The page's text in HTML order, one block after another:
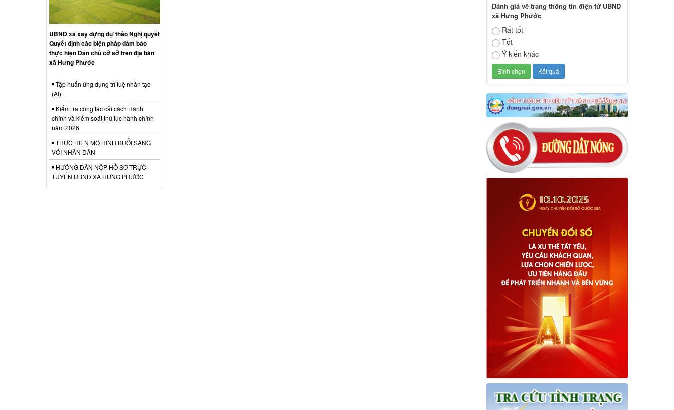
Đánh giá về trang thông tin điện tử UBND
xã Hưng Phước
Rất tốt
Tốt
Ý kiến khác
UBND xã xây dựng dự thảo Nghị quyết
Quyết định các biện pháp đảm bảo
thực hiện Dân chủ cở sở trên địa bàn
xã Hưng Phước
Tập huấn úng dụng trí tuệ nhân tạo
(AI)
Kiểm tra công tác cải cách Hành
chính và kiểm soát thủ tục hành chính
năm 2026
THỰC HIỆN MÔ HÌNH BUỔI SÁNG
VỚI NHÂN DÂN
HƯỚNG DÂN NỘP HỒ SƠ TRỰC
TUYẾN UBND XÃ HƯNG PHƯỚC